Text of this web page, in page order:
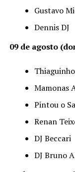
Gustavo
Dennis DJ
09 de agosto
Thiaguinho
Mamonas
Pintou o
Renan
DJ Beccari
DJ Bruno